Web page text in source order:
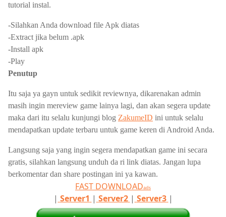
tutorial instal.
-Silahkan Anda download file Apk diatas
-Extract jika belum .apk
-Install apk
-Play
Penutup
Itu saja ya gayn untuk sedikit reviewnya, dikarenakan admin
masih ingin mereview game lainya lagi, dan akan segera update
maka dari itu selalu kunjungi blog ZakumeID ini untuk selalu
mendapatkan update terbaru untuk game keren di Android Anda.
Langsung saja yang ingin segera mendapatkan game ini secara
gratis, silahkan langsung unduh da ri link diatas. Jangan lupa
berkomentar dan share postingan ini ya kawan.
FAST DOWNLOADads
| Server1 | Server2 | Server3 |